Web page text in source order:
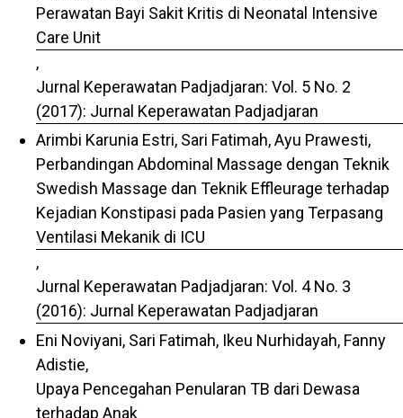
Perawatan Bayi Sakit Kritis di Neonatal Intensive
Care Unit
,
Jurnal Keperawatan Padjadjaran: Vol. 5 No. 2
(2017): Jurnal Keperawatan Padjadjaran
Arimbi Karunia Estri, Sari Fatimah, Ayu Prawesti,
Perbandingan Abdominal Massage dengan Teknik
Swedish Massage dan Teknik Effleurage terhadap
Kejadian Konstipasi pada Pasien yang Terpasang
Ventilasi Mekanik di ICU
,
Jurnal Keperawatan Padjadjaran: Vol. 4 No. 3
(2016): Jurnal Keperawatan Padjadjaran
Eni Noviyani, Sari Fatimah, Ikeu Nurhidayah, Fanny
Adistie,
Upaya Pencegahan Penularan TB dari Dewasa
terhadap Anak